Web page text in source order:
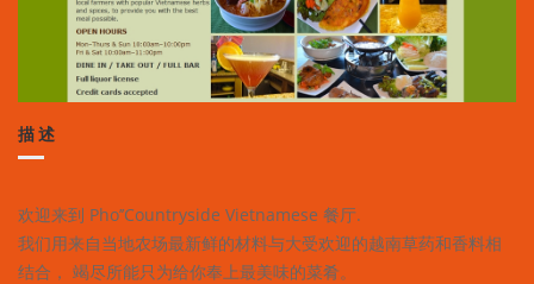
描述
欢迎来到 Pho’’Countryside Vietnamese 餐厅.
我们用来自当地农场最新鲜的材料与大受欢迎的越南草药和香料相
结合， 竭尽所能只为给你奉上最美味的菜肴。